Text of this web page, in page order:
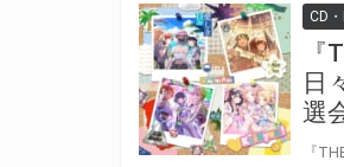
CD
日
選